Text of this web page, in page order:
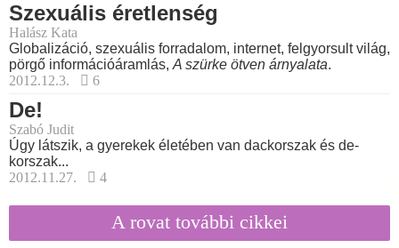
Szexuális éretlenség
Halász Kata
Globalizáció, szexuális forradalom, internet, felgyorsult világ,
pörgő információáramlás, A szürke ötven árnyalata.
2012.12.3.
6
De!
Szabó Judit
Úgy látszik, a gyerekek életében van dackorszak és de-
korszak...
2012.11.27.
4
A rovat további cikkei